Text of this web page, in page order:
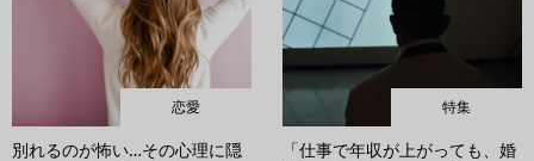
恋愛
別れるのが怖い…その心理に隠
特集
「仕事で年収が上がっても、婚